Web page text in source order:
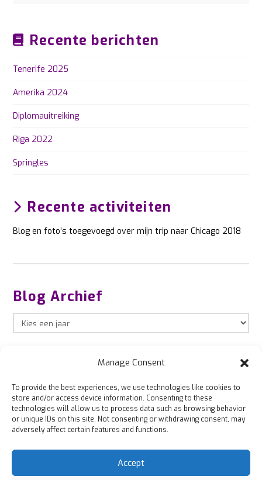
Manage Consent
To provide the best experiences, we use technologies like cookies to
store and/or access device information. Consenting to these
technologies will allow us to process data such as browsing behavior
or unique IDs on this site. Not consenting or withdrawing consent, may
adversely affect certain features and functions.
Accept
Recente berichten
Tenerife 2025
Amerika 2024
Diplomauitreiking
Riga 2022
Springles
Recente activiteiten
Blog en foto’s toegevoegd over mijn trip naar Chicago 2018
Blog Archief